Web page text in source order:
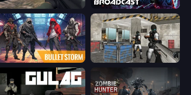
Sudden Attack Undead Broadcast
Bulletstorm Bullet Fury 2